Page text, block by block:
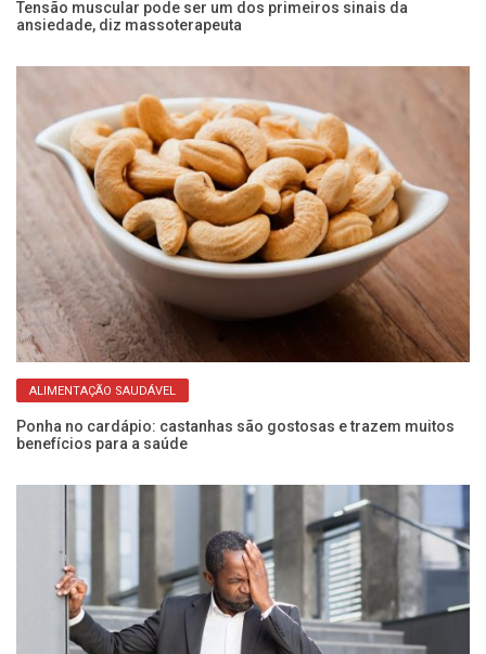
Tensão muscular pode ser um dos primeiros sinais da
ansiedade, diz massoterapeuta
ALIMENTAÇÃO SAUDÁVEL
Ponha no cardápio: castanhas são gostosas e trazem muitos
benefícios para a saúde